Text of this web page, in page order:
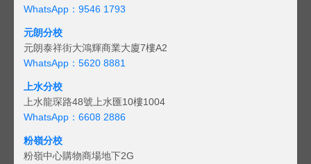
WhatsApp：9546 1793
元朗分校
元朗泰祥街大鴻輝商業大廈7樓A2
WhatsApp：5620 8881
上水分校
上水龍琛路48號上水匯10樓1004
WhatsApp：6608 2886
粉嶺分校
粉嶺中心購物商場地下2G